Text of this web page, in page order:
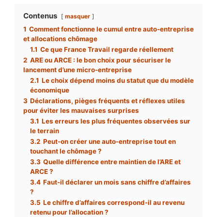
Contenus masquer
1 Comment fonctionne le cumul entre auto-entreprise
et allocations chômage
1.1 Ce que France Travail regarde réellement
2 ARE ou ARCE : le bon choix pour sécuriser le
lancement d’une micro-entreprise
2.1 Le choix dépend moins du statut que du modèle
économique
3 Déclarations, pièges fréquents et réflexes utiles
pour éviter les mauvaises surprises
3.1 Les erreurs les plus fréquentes observées sur
le terrain
3.2 Peut-on créer une auto-entreprise tout en
touchant le chômage ?
3.3 Quelle différence entre maintien de l’ARE et
ARCE ?
3.4 Faut-il déclarer un mois sans chiffre d’affaires
?
3.5 Le chiffre d’affaires correspond-il au revenu
retenu pour l’allocation ?